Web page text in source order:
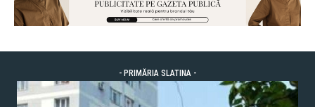
- PRIMĂRIA SLATINA -